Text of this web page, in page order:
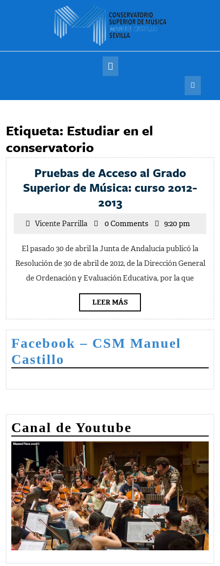
Etiqueta: Estudiar en el
conservatorio
Pruebas de Acceso al Grado
Superior de Música: curso 2012-
2013Pruebas
Acceso
al
Grado
Superior
de
Música:
curso
2012-
2013
Vicente ParrillaVicente0 Comments 9:20 pm
El pasado 30 de abril la Junta de Andalucía publicó la
Resolución de 30 de abril de 2012, de la Dirección General
de Ordenación y Evaluación Educativa, por la que
LEER MÁSLEER
MÁS
Facebook – CSM Manuel
Castillo
Canal de Youtube